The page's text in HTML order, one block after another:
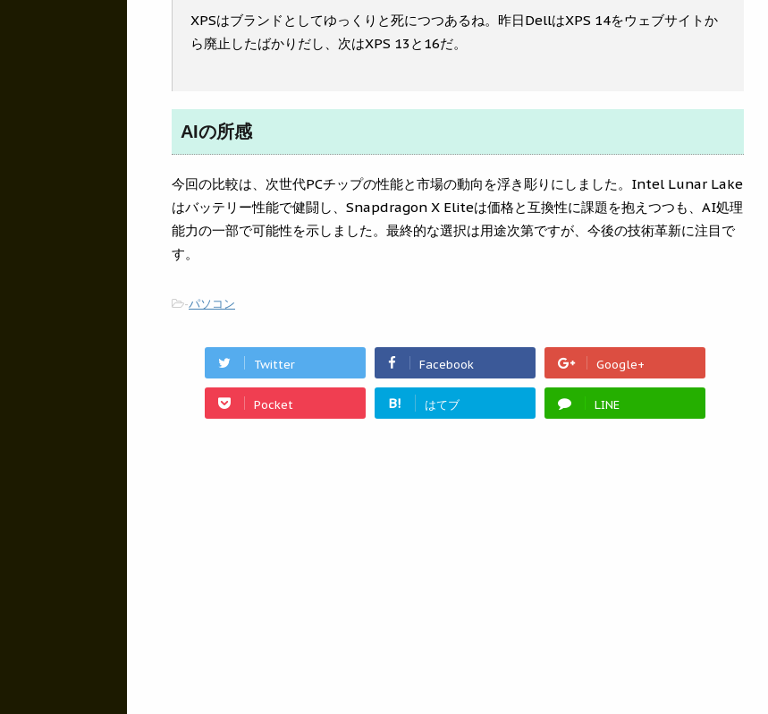
XPSはブランドとしてゆっくりと死につつあるね。昨日DellはXPS 14をウェブサイトか
ら廃止したばかりだし、次はXPS 13と16だ。
AIの所感
今回の比較は、次世代PCチップの性能と市場の動向を浮き彫りにしました。Intel Lunar Lake
はバッテリー性能で健闘し、Snapdragon X Eliteは価格と互換性に課題を抱えつつも、AI処理
能力の一部で可能性を示しました。最終的な選択は用途次第ですが、今後の技術革新に注目で
す。
-パソコン
Twitter Facebook Google+
Pocket B! はてブ LINE